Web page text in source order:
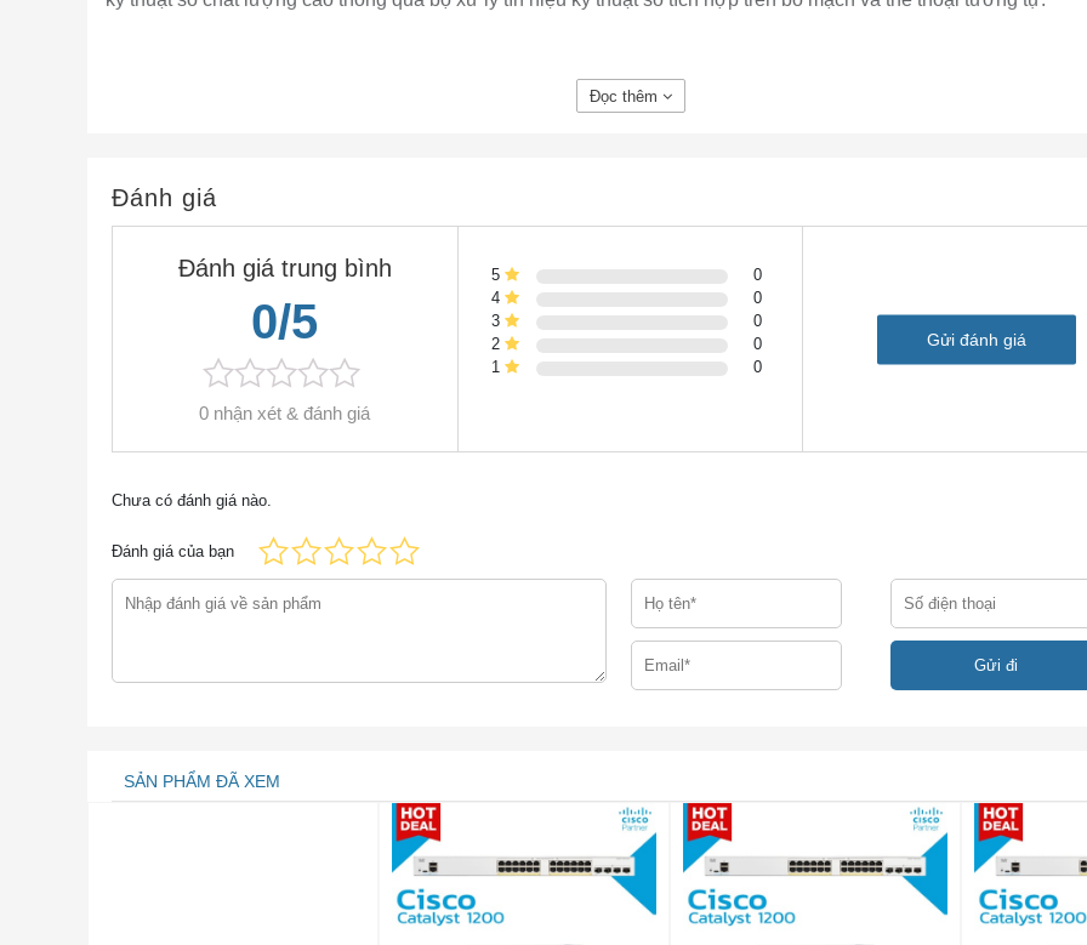
CISCO3925-HSEC+/K9 là Bộ định tuyến Cisco 3900 với gói HSEC VPN ISM.
Thông số nhanh Router Cisco CISCO3925-HSEC+/K9
Bảng 1 hiển thị Thông số nhanh.
Đơn vị Rack
Giao diện
3 cổng Ethernet 10/100/1000 tích hợp với 2 cổng có khả năng kết nối RJ-45 hoặc
2 khe mô-đun dịch vụ1 Khe cắm mô-đun dịch vụ nội bộ
4 khe cắm bộ xử lý tín hiệu số (DSP) trên bo mạch chủ
Đọc thêm
Đánh giá
Đánh giá trung bình
0/5
0 nhận xét & đánh giá
5
0
4
0
3
0
2
0
1
0
Gửi đánh giá
Chưa có đánh giá nào.
Đánh giá của bạn
SẢN PHẨM ĐÃ XEM